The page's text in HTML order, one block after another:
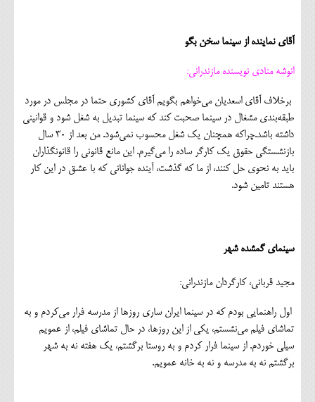
آقای نماینده از سینما سخن بگو
انوشه منادی نویسنده مازندرانی:
برخلاف آقای اسعدیان می‌خواهم بگویم آقای کشوری حتما در مجلس در مورد
طبقه‌بندی مشغال در سینما صحبت کند که سینما تبدیل به شغل شود و قوانینی
داشته باشد.چراکه همچنان یک شغل محسوب نمی‌شود. من بعد از 30 سال
بازنشستگی حقوق یک کارگر ساده را می‌گیرم. این مانع قانونی را قانونگذاران
باید به نحوی حل کنند، از ما که گذشت، آینده جوانانی که با عشق در این کار
هستند تامین شود.
سینمای گمشده شهر
مجید قربانی، کارگردان مازندرانی:
اول راهنمایی بودم که در سینما ایران ساری روزها از مدرسه فرار می‌کردم و به
تماشای فیلم می‌نشستم، یکی از این روزها، در حال تماشای فیلم، از عمویم
سیلی خوردم. از سینما فرار کردم و به روستا برگشتم، یک هفته نه به شهر
برگشتم نه به مدرسه و نه به خانه عمویم.